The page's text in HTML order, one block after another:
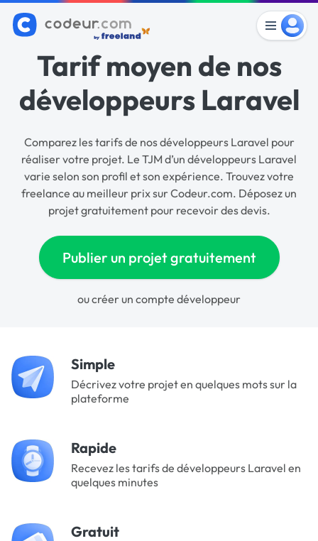
Tarif moyen de nos
développeurs Laravel
Comparez les tarifs de nos développeurs Laravel pour
réaliser votre projet. Le TJM d’un développeurs Laravel
varie selon son profil et son expérience. Trouvez votre
freelance au meilleur prix sur Codeur.com. Déposez un
projet gratuitement pour recevoir des devis.
Publier un projet gratuitement
oucréer un compte développeur
Simple
Décrivez votre projet en quelques mots sur la
plateforme
Rapide
Recevez les tarifs de développeurs Laravel en
quelques minutes
Gratuit